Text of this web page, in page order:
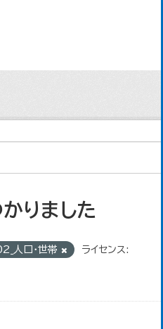
りました
人口・世帯 ライセンス: